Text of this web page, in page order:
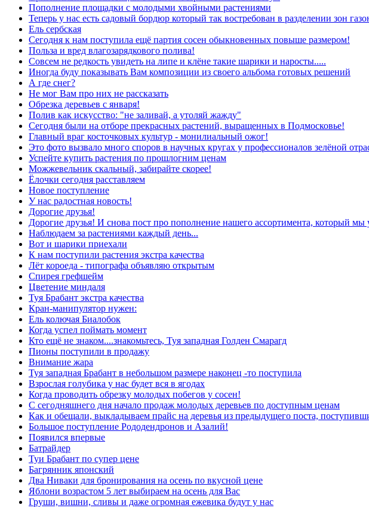
Пополнение площадки с молодыми хвойными растениями
Теперь у нас есть садовый бордюр который так востребован в разделении зон
Ель сербская
Сегодня к нам поступила ещё партия сосен обыкновенных повыше размером!
Польза и вред влагозарядкового полива!
Совсем не редкость увидеть на липе и клёне такие шарики и наросты.....
Иногда буду показывать Вам композиции из своего альбома готовых решений
А где снег?
Не мог Вам про них не рассказать
Обрезка деревьев с января!
Полив как искусство: "не заливай, а утоляй жажду"
Сегодня были на отборе прекрасных растений, выращенных в Подмосковье!
Главный враг косточковых культур - монилиальный ожог!
Это фото вызвало много споров в научных кругах у профессионалов зелёной
Успейте купить растения по прошлогним ценам
Можжевельник скальный, забирайте скорее!
Ёлочки сегодня расставляем
Новое поступление
У нас радостная новость!
Дорогие друзья!
Дорогие друзья! И снова пост про пополнение нашего ассортимента, который мы
Наблюдаем за растениями каждый день...
Вот и шарики приехали
К нам поступили растения экстра качества
Лёт короеда - типографа объявляю открытым
Спирея грефшейм
Цветение миндаля
Туя Брабант экстра качества
Кран-манипулятор нужен:
Ель колючая Биалобок
Когда успел поймать момент
Кто ещё не знаком....знакомьтесь, Туя западная Голден Смарагд
Пионы поступили в продажу
Внимание жара
Туя западная Брабант в небольшом размере наконец -то поступила
Взрослая голубика у нас будет вся в ягодах
Когда проводить обрезку молодых побегов у сосен!
С сегодняшнего дня начало продаж молодых деревьев по доступным ценам
Как и обещали, выкладываем прайс на деревья из предыдущего поста,
Большое поступление Рододендронов и Азалий!
Появился впервые
Батрайдер
Туи Брабант по супер цене
Багрянник японский
Два Ниваки для бронирования на осень по вкусной цене
Яблони возрастом 5 лет выбираем на осень для Вас
Груши, вишни, сливы и даже огромная ежевика будут у нас